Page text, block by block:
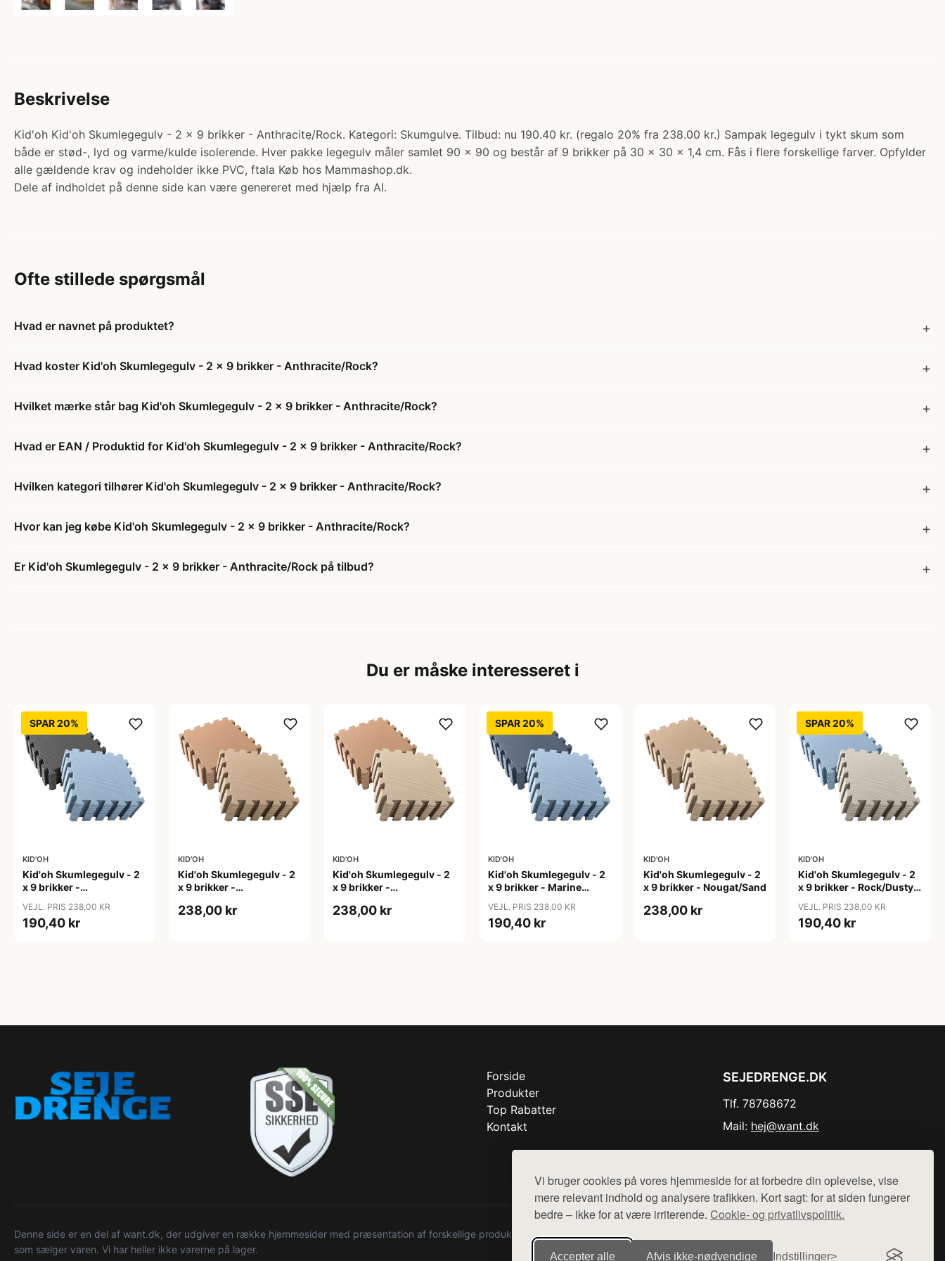
Vi bruger cookies på vores hjemmeside for at forbedre din oplevelse, vise
mere relevant indhold og analysere trafikken. Kort sagt: for at siden fungerer
bedre – ikke for at være irriterende. Cookie- og privatlivspolitik.
Accepter alle Afvis ikke‑nødvendige Indstillinger
Beskrivelse
Kid'oh Kid'oh Skumlegegulv - 2 x 9 brikker - Anthracite/Rock. Kategori: Skumgulve. Tilbud: nu 190.40 kr. (regalo 20% fra 238.00 kr.) Sampak legegulv i tykt skum som
både er stød-, lyd og varme/kulde isolerende. Hver pakke legegulv måler samlet 90 x 90 og består af 9 brikker på 30 x 30 x 1,4 cm. Fås i flere forskellige farver. Opfylder
alle gældende krav og indeholder ikke PVC, ftala Køb hos Mammashop.dk.
Dele af indholdet på denne side kan være genereret med hjælp fra AI.
Ofte stillede spørgsmål
Hvad er navnet på produktet?
Hvad koster Kid'oh Skumlegegulv - 2 x 9 brikker - Anthracite/Rock?
Hvilket mærke står bag Kid'oh Skumlegegulv - 2 x 9 brikker - Anthracite/Rock?
Hvad er EAN / Produktid for Kid'oh Skumlegegulv - 2 x 9 brikker - Anthracite/Rock?
Hvilken kategori tilhører Kid'oh Skumlegegulv - 2 x 9 brikker - Anthracite/Rock?
Hvor kan jeg købe Kid'oh Skumlegegulv - 2 x 9 brikker - Anthracite/Rock?
Er Kid'oh Skumlegegulv - 2 x 9 brikker - Anthracite/Rock på tilbud?
Du er måske interesseret i
SPAR 20%
KID'OH
Kid'oh Skumlegegulv - 2
x 9 brikker -
VEJL. PRIS 238,00 KR
190,40 kr
KID'OH
Kid'oh Skumlegegulv - 2
x 9 brikker -
238,00 kr
KID'OH
Kid'oh Skumlegegulv - 2
x 9 brikker -
238,00 kr
SPAR 20%
KID'OH
Kid'oh Skumlegegulv - 2
x 9 brikker - Marine
VEJL. PRIS 238,00 KR
190,40 kr
KID'OH
Kid'oh Skumlegegulv - 2
x 9 brikker - Nougat/Sand
238,00 kr
SPAR 20%
KID'OH
Kid'oh Skumlegegulv - 2
x 9 brikker - Rock/Dusty
VEJL. PRIS 238,00 KR
190,40 kr
Forside
Produkter
Top Rabatter
Kontakt
SEJEDRENGE.DK
Tlf. 78768672
Mail: hej@want.dk
Denne side er en del af want.dk, der udgiver en række hjemmesider med præsentation af forskellige produkter fra diverse webshops. Der sælges ikke varer fra denne side - vi henviser til de shops,
som sælger varen. Vi har heller ikke varerne på lager.